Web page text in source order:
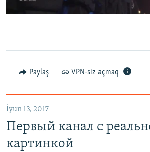
Paylaş VPN-siz açmaq
İyun 13, 2017
Первый канал с
картинкой
EMBED